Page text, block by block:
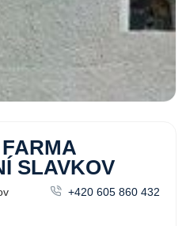
SLAVKOV
+420 605 860 432